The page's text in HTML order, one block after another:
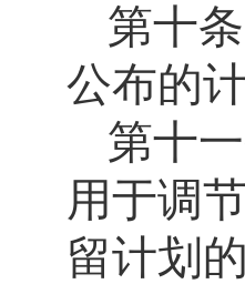
第十
公布的
第十
用于调
留计划